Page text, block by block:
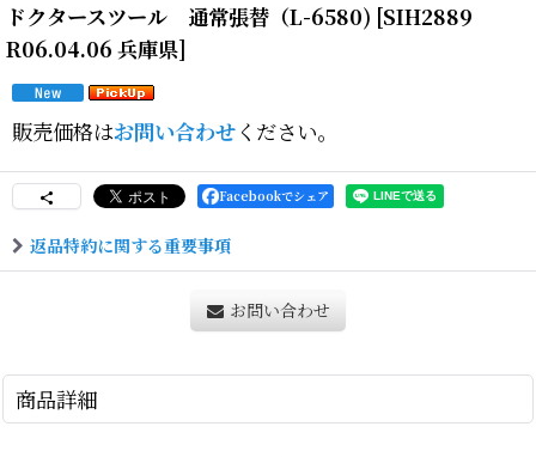
ドクタースツール 通常張替（L-6580) [SIH2889
R06.04.06 兵庫県]
販売価格はお問い合わせ ください。
Facebookでシェア
返品特約に関する重要事項
お問い合わせ
商品詳細